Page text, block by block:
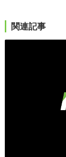
関連記事